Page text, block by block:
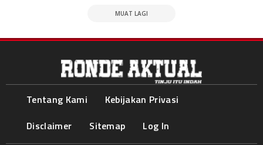
MUAT LAGI
Tentang Kami
Kebijakan Privasi
Disclaimer
Sitemap
Log In